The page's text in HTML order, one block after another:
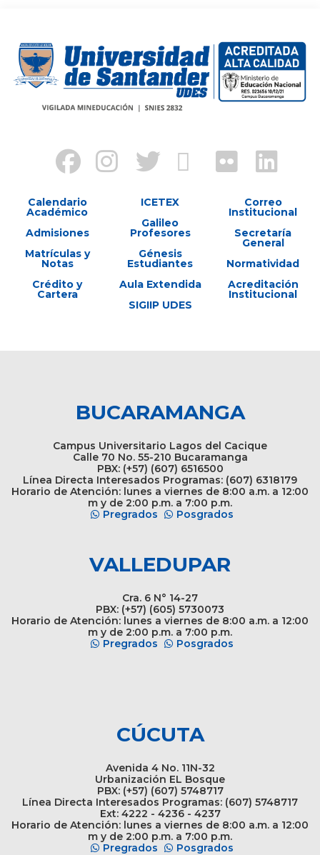
Calendario
Académico
Admisiones
Matrículas y
Notas
Crédito y
Cartera
ICETEX
Galileo
Profesores
Génesis
Estudiantes
Aula Extendida
SIGIIP UDES
Correo
Institucional
Secretaría
General
Normatividad
Acreditación
Institucional
BUCARAMANGA
Campus Universitario Lagos del Cacique
Calle 70 No. 55-210 Bucaramanga
PBX: (+57) (607) 6516500
Línea Directa Interesados Programas: (607) 6318179
Horario de Atención: lunes a viernes de 8:00 a.m. a 12:00
m y de 2:00 p.m. a 7:00 p.m.
Pregrados
Posgrados
VALLEDUPAR
Cra. 6 N° 14-27
PBX: (+57) (605) 5730073
Horario de Atención: lunes a viernes de 8:00 a.m. a 12:00
m y de 2:00 p.m. a 7:00 p.m.
Pregrados
Posgrados
CÚCUTA
Avenida 4 No. 11N-32
Urbanización EL Bosque
PBX: (+57) (607) 5748717
Línea Directa Interesados Programas: (607) 5748717
Ext: 4222 - 4236 - 4237
Horario de Atención: lunes a viernes de 8:00 a.m. a 12:00
m y de 2:00 p.m. a 7:00 p.m.
Pregrados
Posgrados